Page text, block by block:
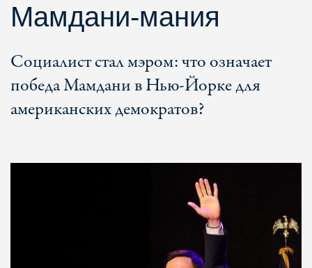
Мамдани-мания
Социалист стал мэром: что означает
победа Мамдани в Нью-Йорке для
американских демократов?